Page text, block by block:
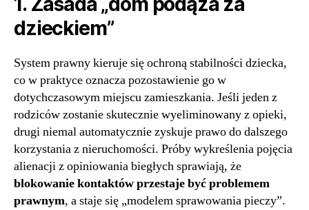
dzieckiem”
System prawny kieruje się ochroną stabilności dziecka,
co w praktyce oznacza pozostawienie go w
dotychczasowym miejscu zamieszkania. Jeśli jeden z
rodziców zostanie skutecznie wyeliminowany z opieki,
drugi niemal automatycznie zyskuje prawo do dalszego
korzystania z nieruchomości. Próby wykreślenia pojęcia
alienacji z opiniowania biegłych sprawiają, że
blokowanie kontaktów przestaje być problemem
prawnym, a staje się „modelem sprawowania pieczy”.